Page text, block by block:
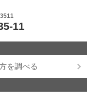
11
を調べる